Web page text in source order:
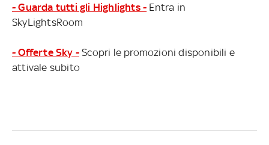
- Guarda tutti gli Highlights - Entra in
SkyLightsRoom
- Offerte Sky - Scopri le promozioni disponibili e
attivale subito